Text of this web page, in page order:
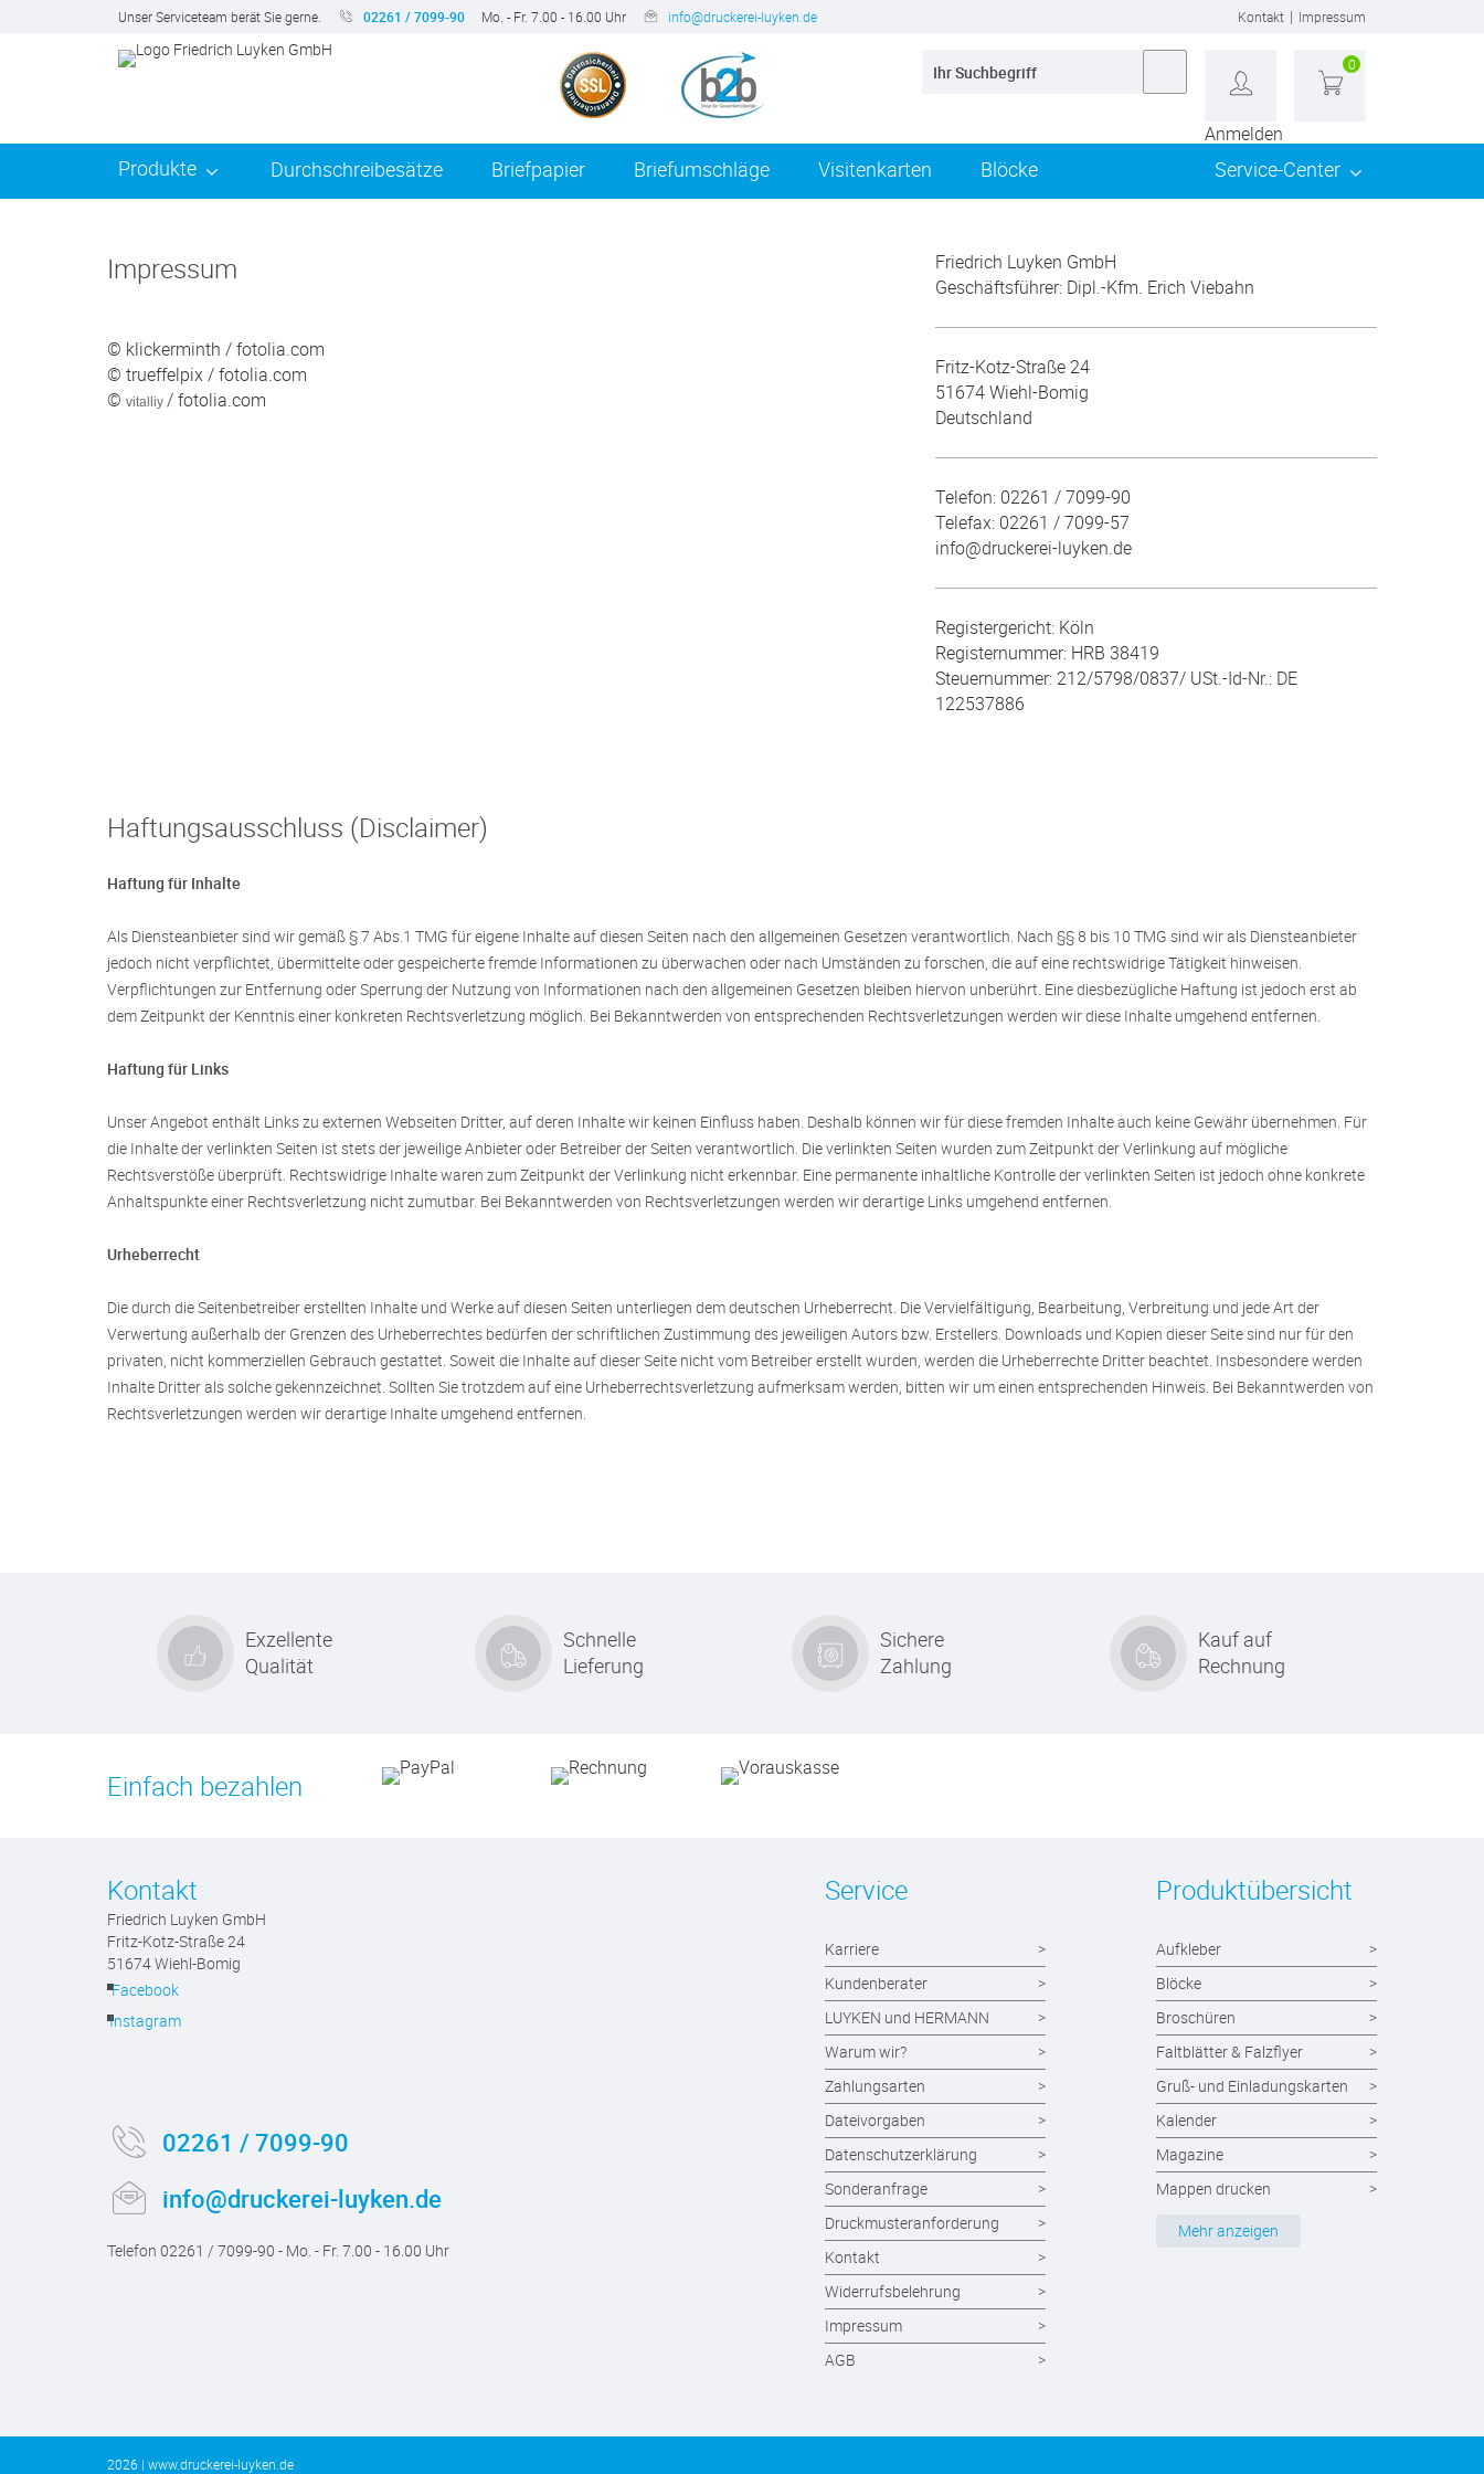
Unser Serviceteam berät Sie gerne. 02261 / 7099-90 Mo. - Fr. 7.00 - 16.00 Uhr info@druckerei-luyken.de Kontakt | Impressum
Anmelden
0
Produkte Durchschreibesätze Briefpapier Briefumschläge Visitenkarten Blöcke Service-Center
Friedrich Luyken GmbH
Geschäftsführer: Dipl.-Kfm. Erich Viebahn
Fritz-Kotz-Straße 24
51674 Wiehl-Bomig
Deutschland
Telefon: 02261 / 7099-90
Telefax: 02261 / 7099-57
info@druckerei-luyken.de
Registergericht: Köln
Registernummer: HRB 38419
Steuernummer: 212/5798/0837/ USt.-Id-Nr.: DE
122537886
Impressum
© klickerminth / fotolia.com
© trueffelpix / fotolia.com
© vitalliy / fotolia.com
Haftungsausschluss (Disclaimer)
Haftung für Inhalte
Als Diensteanbieter sind wir gemäß § 7 Abs.1 TMG für eigene Inhalte auf diesen Seiten nach den allgemeinen Gesetzen verantwortlich. Nach §§ 8 bis 10 TMG sind wir als Diensteanbieter
jedoch nicht verpflichtet, übermittelte oder gespeicherte fremde Informationen zu überwachen oder nach Umständen zu forschen, die auf eine rechtswidrige Tätigkeit hinweisen.
Verpflichtungen zur Entfernung oder Sperrung der Nutzung von Informationen nach den allgemeinen Gesetzen bleiben hiervon unberührt. Eine diesbezügliche Haftung ist jedoch erst ab
dem Zeitpunkt der Kenntnis einer konkreten Rechtsverletzung möglich. Bei Bekanntwerden von entsprechenden Rechtsverletzungen werden wir diese Inhalte umgehend entfernen.
Haftung für Links
Unser Angebot enthält Links zu externen Webseiten Dritter, auf deren Inhalte wir keinen Einfluss haben. Deshalb können wir für diese fremden Inhalte auch keine Gewähr übernehmen. Für
die Inhalte der verlinkten Seiten ist stets der jeweilige Anbieter oder Betreiber der Seiten verantwortlich. Die verlinkten Seiten wurden zum Zeitpunkt der Verlinkung auf mögliche
Rechtsverstöße überprüft. Rechtswidrige Inhalte waren zum Zeitpunkt der Verlinkung nicht erkennbar. Eine permanente inhaltliche Kontrolle der verlinkten Seiten ist jedoch ohne konkrete
Anhaltspunkte einer Rechtsverletzung nicht zumutbar. Bei Bekanntwerden von Rechtsverletzungen werden wir derartige Links umgehend entfernen.
Urheberrecht
Die durch die Seitenbetreiber erstellten Inhalte und Werke auf diesen Seiten unterliegen dem deutschen Urheberrecht. Die Vervielfältigung, Bearbeitung, Verbreitung und jede Art der
Verwertung außerhalb der Grenzen des Urheberrechtes bedürfen der schriftlichen Zustimmung des jeweiligen Autors bzw. Erstellers. Downloads und Kopien dieser Seite sind nur für den
privaten, nicht kommerziellen Gebrauch gestattet. Soweit die Inhalte auf dieser Seite nicht vom Betreiber erstellt wurden, werden die Urheberrechte Dritter beachtet. Insbesondere werden
Inhalte Dritter als solche gekennzeichnet. Sollten Sie trotzdem auf eine Urheberrechtsverletzung aufmerksam werden, bitten wir um einen entsprechenden Hinweis. Bei Bekanntwerden von
Rechtsverletzungen werden wir derartige Inhalte umgehend entfernen.
Exzellente
Qualität
Schnelle
Lieferung
Sichere
Zahlung
Kauf auf
Rechnung
Einfach bezahlen
Kontakt
Friedrich Luyken GmbH
Fritz-Kotz-Straße 24
51674 Wiehl-Bomig
Facebook
Instagram
02261 / 7099-90
info@druckerei-luyken.de
Telefon 02261 / 7099-90 - Mo. - Fr. 7.00 - 16.00 Uhr
Produktübersicht
Aufkleber
Blöcke
Broschüren
Faltblätter & Falzflyer
Gruß- und Einladungskarten
Kalender
Magazine
Mappen drucken
Notizblöcke
Mehr anzeigen
Service
Karriere
Kundenberater
LUYKEN und HERMANN
Warum wir?
Zahlungsarten
Dateivorgaben
Datenschutzerklärung
Sonderanfrage
Druckmusteranforderung
Kontakt
Widerrufsbelehrung
Impressum
AGB
2026 | www.druckerei-luyken.de